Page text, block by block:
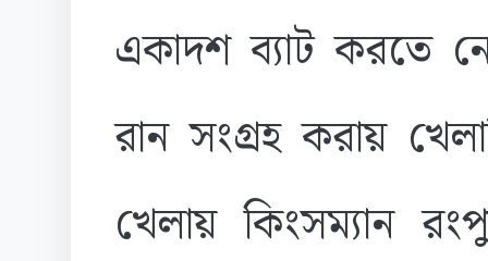
একাদশ ব্যাট করতে
রান সংগ্রহ করায়
খেলায় কিংসম্যান